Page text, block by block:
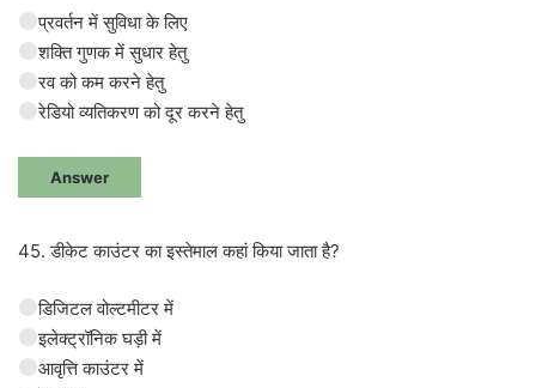
प्रवर्तन में सुविधा के लिए
शक्ति गुणक में सुधार हेतु
रव को कम करने हेतु
रेडियो व्यतिकरण को दूर करने हेतु
Answer
45. डीकेट काउंटर का इस्तेमाल कहां किया जाता है?
डिजिटल वोल्टमीटर में
इलेक्ट्रॉनिक घड़ी में
आवृत्ति काउंटर में